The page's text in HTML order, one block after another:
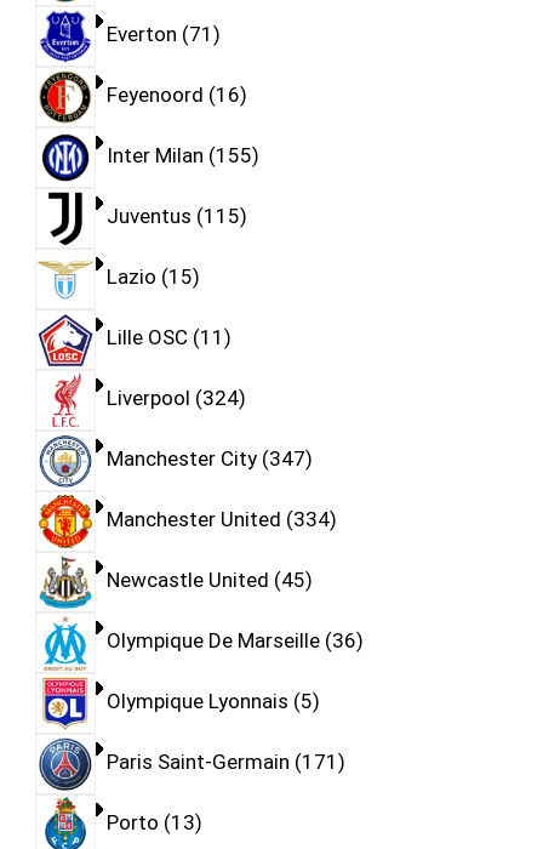
Everton 71
Feyenoord 16
Inter Milan 155
Juventus 115
Lazio 15
Lille OSC 11
Liverpool 324
Manchester City 347
Manchester United 334
Newcastle United 45
Olympique De Marseille 36
Olympique Lyonnais 5
Paris Saint-Germain 171
Porto 13